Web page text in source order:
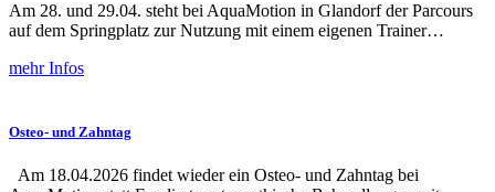
Am 28. und 29.04. steht bei AquaMotion in Glandorf der Parcours
auf dem Springplatz zur Nutzung mit einem eigenen Trainer…
mehr Infos
Osteo- und Zahntag
Am 18.04.2026 findet wieder ein Osteo- und Zahntag bei